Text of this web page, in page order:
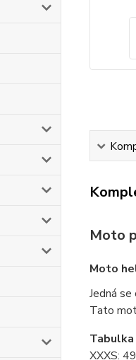
Moto
Moto
Jedná
Tato
XXXS: